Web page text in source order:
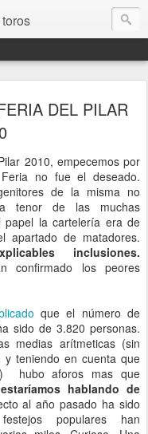
DEL PILAR
2010, empecemos por
no fue el deseado.
de la misma no
tenor de las muchas
papel la cartelería era de
apartado de matadores.
inclusiones.
confirmado los peores
que el número de
sido de 3.820 personas.
medias arítmeticas (sin
teniendo en cuenta que
hubo aforos mas que
hablando de
al año pasado ha sido
populares han